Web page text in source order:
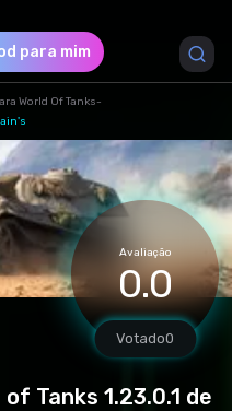
para mim
World Of Tanks-
Avaliação
0.0
Votado0
Tanks 1.23.0.1 de